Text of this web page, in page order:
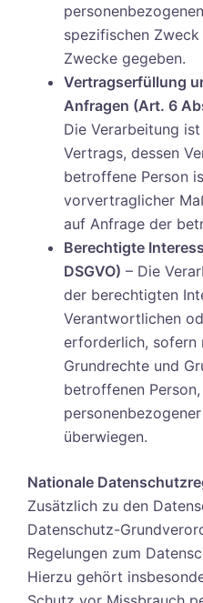
spezifischen
Zwecke gegeben.
Vertragserfüllung
Anfragen (Art. 6
Die Verarbeitung
Vertrags, dessen
betroffene Person
vorvertraglicher
auf Anfrage der
Berechtigte
DSGVO) – Die
der berechtigten
Verantwortlichen
erforderlich, sofern
Grundrechte und
betroffenen
überwiegen.
Nationale
Zusätzlich zu den
Datenschutz-
Regelungen zum
Hierzu gehört